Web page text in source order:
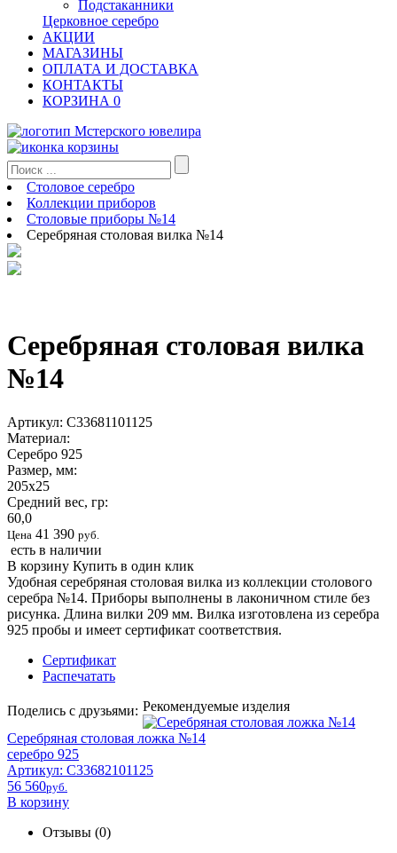
Подстаканники
Церковное серебро
АКЦИИ
МАГАЗИНЫ
ОПЛАТА И ДОСТАВКА
КОНТАКТЫ
КОРЗИНА 0
Столовое серебро
Коллекции приборов
Столовые приборы №14
Серебряная столовая вилка №14
Серебряная столовая вилка
№14
Артикул: С33681101125
Материал:
Серебро 925
Размер, мм:
205х25
Средний вес, гр:
60,0
Цена 41 390 руб.
есть в наличии
В корзину Купить в один клик
Удобная серебряная столовая вилка из коллекции столового
серебра №14. Приборы выполнены в лаконичном стиле без
рисунка. Длина вилки 209 мм. Вилка изготовлена из серебра
925 пробы и имеет сертификат соответствия.
Сертификат
Распечатать
Поделись с друзьями: Рекомендуемые изделия
Серебряная столовая ложка №14
серебро 925
Артикул: С33682101125
56 560pyб.
В корзину
Отзывы (0)